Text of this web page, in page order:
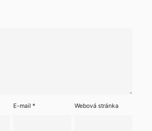
E-mail* Webová stránka